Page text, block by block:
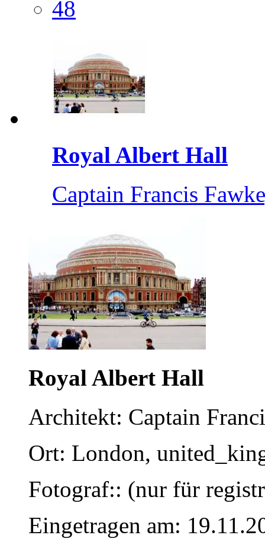
48
Royal Albert Hall
Captain Francis
Royal Albert Hall
Architekt: Captain
Ort: London,
Fotograf:: (nur für
Eingetragen am: